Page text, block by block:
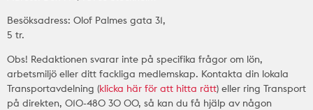
Besöksadress: Olof Palmes gata 31,
5 tr.
Obs! Redaktionen svarar inte på specifika frågor om lön,
arbetsmiljö eller ditt fackliga medlemskap. Kontakta din lokala
Transportavdelning (klicka här för att hitta rätt) eller ring Transport
på direkten, 010-480 30 00, så kan du få hjälp av någon